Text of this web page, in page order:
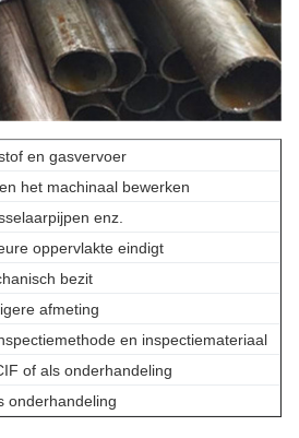
en gasvervoer
het machinaal bewerken
enz.
oppervlakte eindigt
bezit
afmeting
en inspectiemateriaal
of als onderhandeling
onderhandeling